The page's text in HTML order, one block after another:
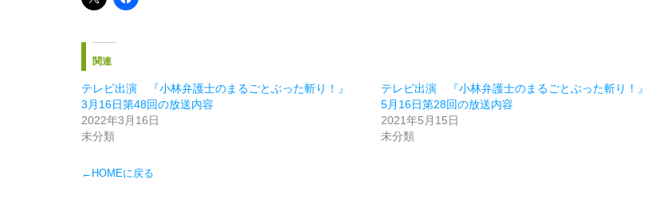
関連
テレビ出演 『小林弁護士のまるごとぶった斬り！』
3月16日第48回の放送内容
2022年3月16日
未分類
テレビ出演 『小林弁護士のまるごとぶった斬り！』
5月16日第28回の放送内容
2021年5月15日
未分類
←HOMEに戻る